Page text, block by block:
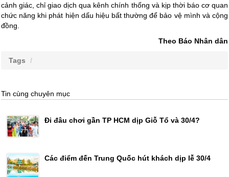
cảnh giác, chỉ giao dịch qua kênh chính thống và kịp thời báo cơ quan
chức năng khi phát hiện dấu hiệu bất thường để bảo vệ mình và cộng
đồng.
Theo Báo Nhân dân
Tags
Tin cùng chuyên mục
Đi đâu chơi gần TP HCM dịp Giỗ Tổ và 30/4?
Các điểm đến Trung Quốc hút khách dịp lễ 30/4